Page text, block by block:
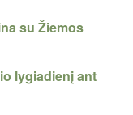
su Žiemos
lygiadienį ant